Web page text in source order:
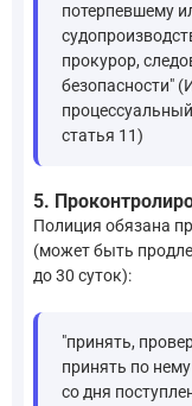
потерпевшему
прокурор,
безопасности"
статья 11)
5.
Полиция обязана
(может быть
до 30 суток):
"принять,
принять по
со дня